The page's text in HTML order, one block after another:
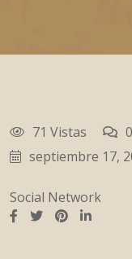
71 Vistas
septiembre 17,
Social Network